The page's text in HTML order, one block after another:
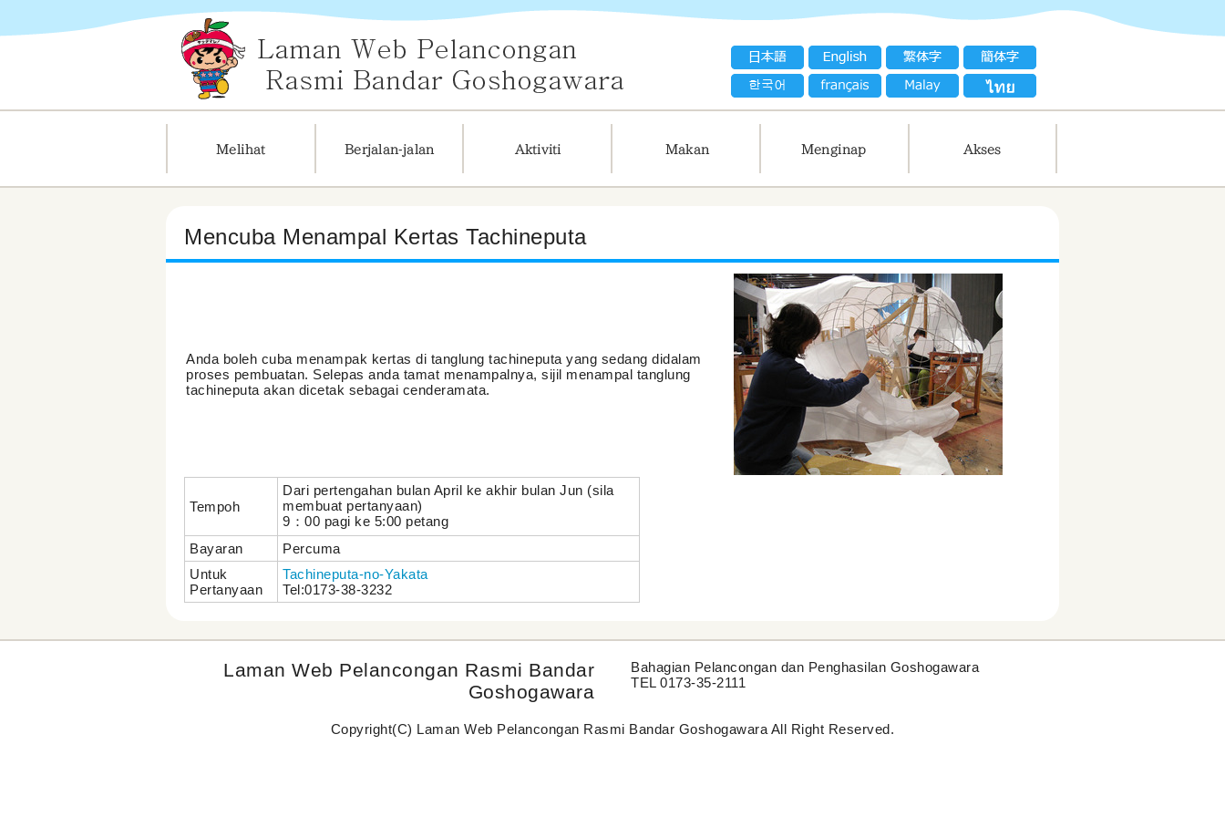
Mencuba Menampal Kertas Tachineputa
Anda boleh cuba menampak kertas di tanglung tachineputa yang sedang didalam
proses pembuatan. Selepas anda tamat menampalnya, sijil menampal tanglung
tachineputa akan dicetak sebagai cenderamata.
Tempoh
Dari pertengahan bulan April ke akhir bulan Jun (sila
membuat pertanyaan)
9：00 pagi ke 5:00 petang
Bayaran
Percuma
Untuk
Pertanyaan
Tachineputa-no-Yakata
Tel:0173-38-3232
Laman Web Pelancongan Rasmi Bandar
Goshogawara
Bahagian Pelancongan dan Penghasilan Goshogawara
TEL 0173-35-2111
Copyright(C) Laman Web Pelancongan Rasmi Bandar Goshogawara All Right Reserved.